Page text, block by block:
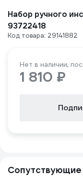
Набор ручного
93722418
Код товара: 29141882
Нет в наличии,
1 810 ₽
Сопутствующие